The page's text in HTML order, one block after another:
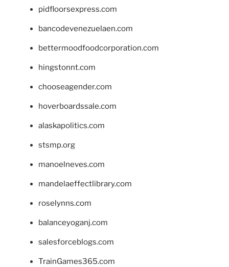
pidfloorsexpress.com
bancodevenezuelaen.com
bettermoodfoodcorporation.com
hingstonnt.com
chooseagender.com
hoverboardssale.com
alaskapolitics.com
stsmp.org
manoelneves.com
mandelaeffectlibrary.com
roselynns.com
balanceyoganj.com
salesforceblogs.com
TrainGames365.com